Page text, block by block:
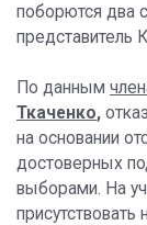
поборются два
представитель
По данным
Ткаченко,
на основании
достоверных
выборами. На